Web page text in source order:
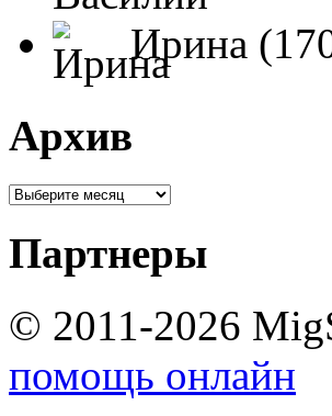
Ирина
Архив
Партнеры
© 2011-2026
помощь онлайн